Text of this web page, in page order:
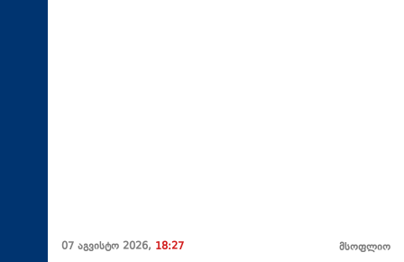
07 აგვისტო 2026, 18:27 მსოფლიო